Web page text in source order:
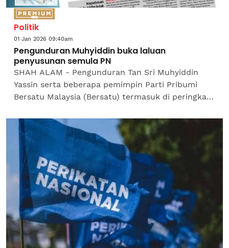
Politik
01 Jan 2026 09:40am
Pengunduran Muhyiddin buka laluan
penyusunan semula PN
SHAH ALAM - Pengunduran Tan Sri Muhyiddin
Yassin serta beberapa pemimpin Parti Pribumi
Bersatu Malaysia (Bersatu) termasuk di peringkat
berpotensi...